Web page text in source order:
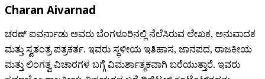
Charan Aivarnad
ಚರಣ್‌ ಐವರ್ನಾಡು ಅವರು ಬೆಂಗಳೂರಿನಲ್ಲಿ ನೆಲೆಸಿರುವ ಲೇಖಕ, ಅನುವಾದಕ
ಮತ್ತು ಸ್ವತಂತ್ರ ಪತ್ರಕರ್ತ. ಇವರು ಸ್ಥಳೀಯ ಇತಿಹಾಸ, ಜಾನಪದ, ರಾಜಕೀಯ
ಮತ್ತು ಲಿಂಗತ್ವ ವಿಚಾರಗಳ ಬಗ್ಗೆ ವಿಮರ್ಶಾತ್ಮಕವಾಗಿ ಬರೆಯುತ್ತಾರೆ. ಇವರು